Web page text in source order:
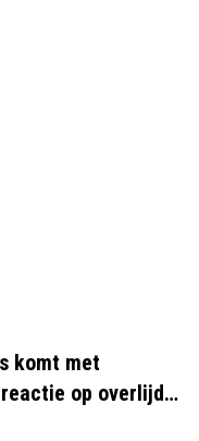
komt met
op overlijden